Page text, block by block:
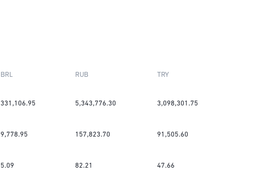
BRL RUB TRY
331,106.95 5,343,776.30 3,098,301.75
9,778.95 157,823.70 91,505.60
5.09 82.21 47.66